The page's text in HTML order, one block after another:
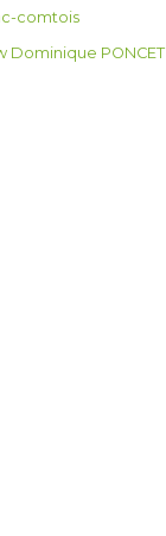
comtois
Dominique PONCET